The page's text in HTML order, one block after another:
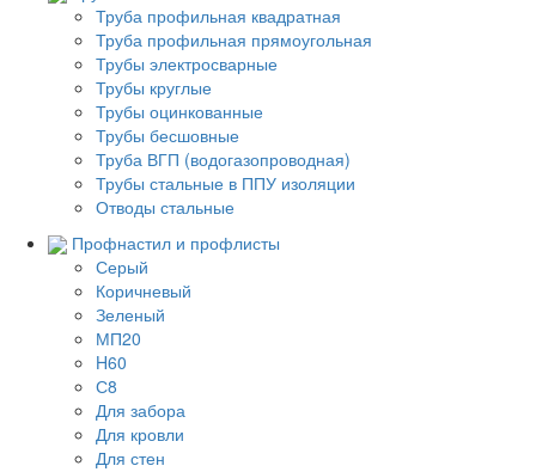
Труба профильная квадратная
Труба профильная прямоугольная
Трубы электросварные
Трубы круглые
Трубы оцинкованные
Трубы бесшовные
Труба ВГП (водогазопроводная)
Трубы стальные в ППУ изоляции
Отводы стальные
Профнастил и профлисты
Серый
Коричневый
Зеленый
МП20
H60
С8
Для забора
Для кровли
Для стен